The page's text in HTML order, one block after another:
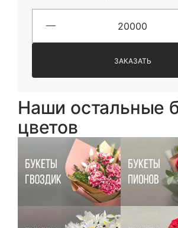
ЗАКАЗАТЬ
Наши остальные
цветов